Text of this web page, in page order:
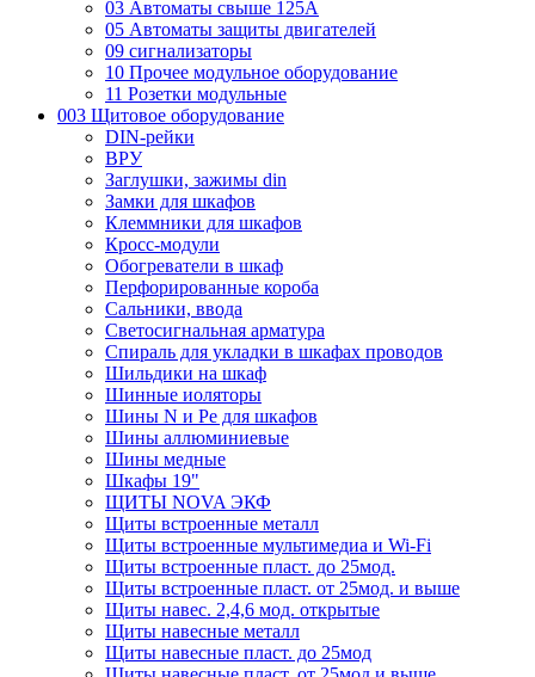
03 Автоматы свыше 125А
05 Автоматы защиты двигателей
09 сигнализаторы
10 Прочее модульное оборудование
11 Розетки модульные
003 Щитовое оборудование
DIN-рейки
ВРУ
Заглушки, зажимы din
Замки для шкафов
Клеммники для шкафов
Кросс-модули
Обогреватели в шкаф
Перфорированные короба
Сальники, ввода
Светосигнальная арматура
Спираль для укладки в шкафах проводов
Шильдики на шкаф
Шинные иоляторы
Шины N и Pe для шкафов
Шины аллюминиевые
Шины медные
Шкафы 19"
ЩИТЫ NOVA ЭКФ
Щиты встроенные металл
Щиты встроенные мультимедиа и Wi-Fi
Щиты встроенные пласт. до 25мод.
Щиты встроенные пласт. от 25мод. и выше
Щиты навес. 2,4,6 мод. открытые
Щиты навесные металл
Щиты навесные пласт. до 25мод